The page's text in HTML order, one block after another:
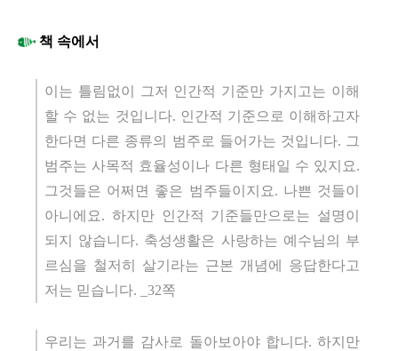
책 속에서
이는 틀림없이 그저 인간적 기준만 가지고는 이해
할 수 없는 것입니다. 인간적 기준으로 이해하고자
한다면 다른 종류의 범주로 들어가는 것입니다. 그
범주는 사목적 효율성이나 다른 형태일 수 있지요.
그것들은 어쩌면 좋은 범주들이지요. 나쁜 것들이
아니에요. 하지만 인간적 기준들만으로는 설명이
되지 않습니다. 축성생활은 사랑하는 예수님의 부
르심을 철저히 살기라는 근본 개념에 응답한다고
저는 믿습니다. _32쪽
우리는 과거를 감사로 돌아보아야 합니다.하지만